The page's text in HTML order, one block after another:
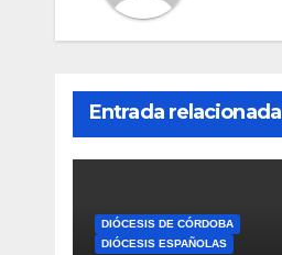
Entrada relacionada
DIÓCESIS DE CÓRDOBA
DIÓCESIS ESPAÑOLAS